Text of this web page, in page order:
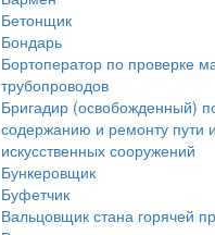
Бетонщик
Бондарь
Бортоператор по проверке
трубопроводов
Бригадир (освобожденный)
содержанию и ремонту пути и
искусственных сооружений
Бункеровщик
Буфетчик
Вальцовщик стана горячей